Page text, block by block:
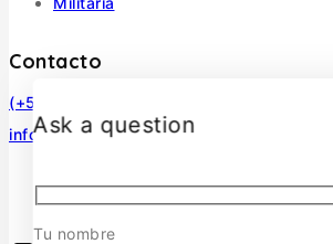
Contacto
(+56) 966770307
infosurmaquetas@surmaquetas.cl
Ask a question
Tu nombre